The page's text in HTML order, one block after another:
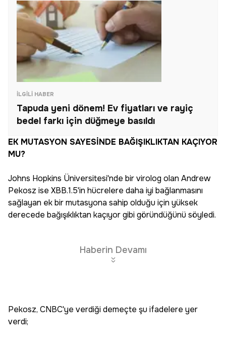
İLGILI HABER
Tapuda yeni dönem! Ev fiyatları ve rayiç
bedel farkı için düğmeye basıldı
EK MUTASYON SAYESİNDE BAĞIŞIKLIKTAN KAÇIYOR
MU?
Johns Hopkins Üniversitesi'nde bir virolog olan Andrew
Pekosz ise XBB.1.5'in hücrelere daha iyi bağlanmasını
sağlayan ek bir mutasyona sahip olduğu için yüksek
derecede bağışıklıktan kaçıyor gibi göründüğünü söyledi.
Haberin Devamı
Pekosz, CNBC'ye verdiği demeçte şu ifadelere yer
verdi;